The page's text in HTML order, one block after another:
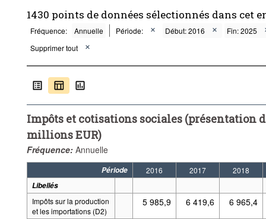
1430 points de données sélectionnés dans cet
Fréquence: Annuelle Période: Début: 2016
Fin: 2025
Supprimer tout
Impôts et cotisations sociales (présentation
millions EUR)
Fréquence: Annuelle
Période 2016 2017
2018
Libellés
Impôts sur la production
et les importations (D2)
5 985,9 6 419,6 6 965,4